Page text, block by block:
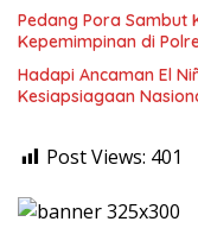
Pedang Pora Sambut
Kepemimpinan di
Hadapi Ancaman El
Kesiapsiagaan
Post Views: 401